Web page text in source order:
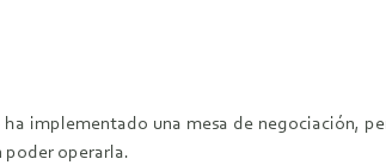
implementado una mesa de negociación,
poder operarla.